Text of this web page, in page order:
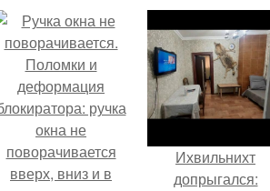
Ихвильнихт
допрыгался: